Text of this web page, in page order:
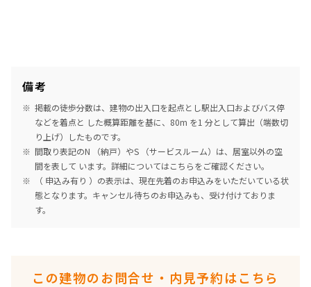
備考
掲載の徒歩分数は、建物の出入口を起点とし駅出入口およびバス停
などを着点と した概算距離を基に、80m を1 分として算出（端数切
り上げ）したものです。
間取り表記のN （納戸）やS （サービスルーム）は、居室以外の空
間を表して います。詳細についてはこちらをご確認ください。
（ 申込み有り ）の表示は、現在先着のお申込みをいただいている状
態となります。キャンセル待ちのお申込みも、受け付けておりま
す。
この建物のお問合せ・内見予約はこちら